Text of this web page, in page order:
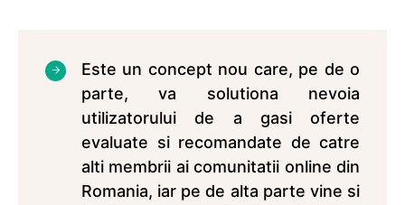
Este un concept nou care, pe de o
parte, va solutiona nevoia
utilizatorului de a gasi oferte
evaluate si recomandate de catre
alti membrii ai comunitatii online din
Romania, iar pe de alta parte vine si